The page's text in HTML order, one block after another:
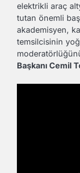
elektrikli araç
tutan önemli
akademisyen,
temsilcisinin
Başkanı Cemil